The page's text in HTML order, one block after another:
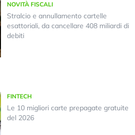
NOVITÀ FISCALI
Stralcio e annullamento cartelle
esattoriali, da cancellare 408 miliardi di
debiti
FINTECH
Le 10 migliori carte prepagate gratuite
del 2026